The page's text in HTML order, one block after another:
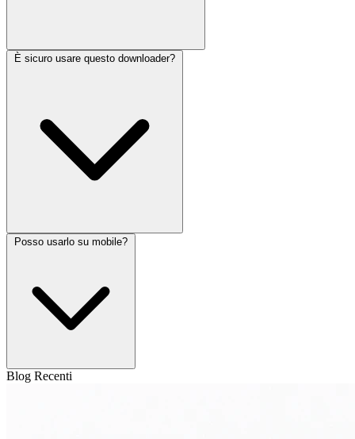
È sicuro usare questo downloader?
Posso usarlo su mobile?
Blog Recenti